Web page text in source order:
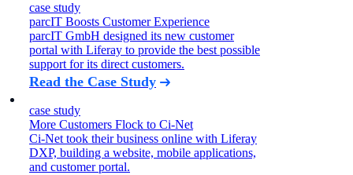
case study
parcIT Boosts Customer Experience
parcIT GmbH designed its new customer
portal with Liferay to provide the best possible
support for its direct customers.
Read the Case Study
case study
More Customers Flock to Ci-Net
Ci-Net took their business online with Liferay
DXP, building a website, mobile applications,
and customer portal.